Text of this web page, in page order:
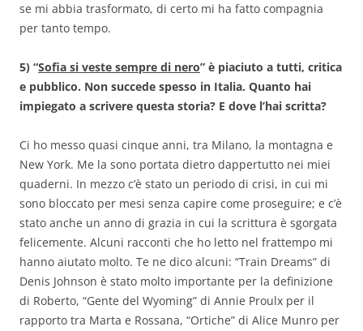
se mi abbia trasformato, di certo mi ha fatto compagnia
per tanto tempo.
5) “Sofia si veste sempre di nero” è piaciuto a tutti, critica
e pubblico. Non succede spesso in Italia. Quanto hai
impiegato a scrivere questa storia? E dove l’hai scritta?
Ci ho messo quasi cinque anni, tra Milano, la montagna e
New York. Me la sono portata dietro dappertutto nei miei
quaderni. In mezzo c’è stato un periodo di crisi, in cui mi
sono bloccato per mesi senza capire come proseguire; e c’è
stato anche un anno di grazia in cui la scrittura è sgorgata
felicemente. Alcuni racconti che ho letto nel frattempo mi
hanno aiutato molto. Te ne dico alcuni: “Train Dreams” di
Denis Johnson è stato molto importante per la definizione
di Roberto, “Gente del Wyoming” di Annie Proulx per il
rapporto tra Marta e Rossana, “Ortiche” di Alice Munro per